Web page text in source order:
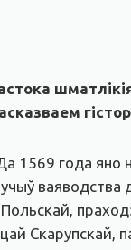
1569 года яно
Скарупскай,